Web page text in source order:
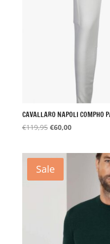
CAVALLARO NAPOLI COMPHO
€119,95 Oorspronkelijke
€119,95.
€60,00Huidige
Sale